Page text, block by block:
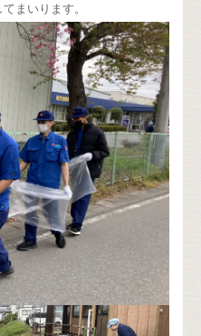
まいります。